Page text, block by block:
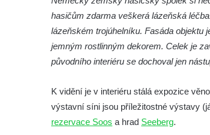
muzeum
Muzeum vitráží v kostele svatého Jiljí v
Libyni
Lípě
Sklářské muzeum Nový Bor
Městské muzeum v Mimoni – Expedice
hasičům zdarma veškerá lázeňská
lázeňském trojúhelníku. Fasáda objektu
jemným rostlinným dekorem. Celek je
původního interiéru se dochoval jen
K vidění je v interiéru stálá expozice
výstavní síni jsou příležitostné výstavy
rezervace Soos a hrad Seeberg.